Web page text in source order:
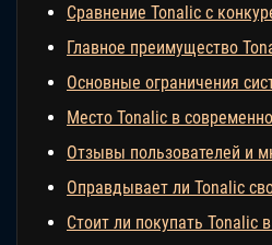
Сравнение Tonalic с
Главное преимущество
Основные ограничения
Место Tonalic в
Отзывы пользователей и
Оправдывает ли Tonalic
Стоит ли покупать Tonalic